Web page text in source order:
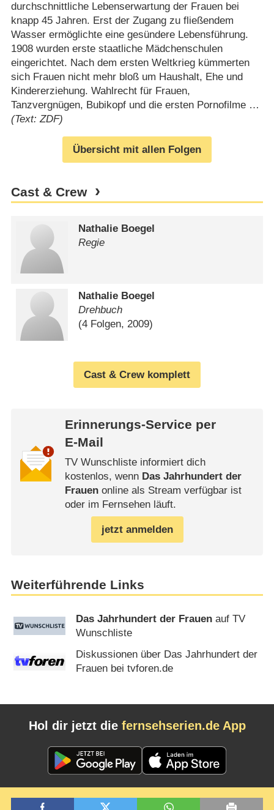
durchschnittliche Lebenserwartung der Frauen bei
knapp 45 Jahren. Erst der Zugang zu fließendem
Wasser ermöglichte eine gesündere Lebensführung.
1908 wurden erste staatliche Mädchenschulen
eingerichtet. Nach dem ersten Weltkrieg kümmerten
sich Frauen nicht mehr bloß um Haushalt, Ehe und
Kindererziehung. Wahlrecht für Frauen,
Tanzvergnügen, Bubikopf und die ersten Pornofilme …
(Text: ZDF)
Übersicht mit allen Folgen
Cast & Crew
Nathalie Boegel
Regie
Nathalie Boegel
Drehbuch
(4 Folgen, 2009)
Cast & Crew komplett
Erinnerungs-Service per
E-Mail
TV Wunschliste informiert dich
kostenlos, wenn Das Jahrhundert der
Frauenonline als Stream verfügbar ist
oder im Fernsehen läuft.
jetzt anmelden
Weiterführende Links
Das Jahrhundert der Frauen auf TV
Wunschliste
Diskussionen über Das Jahrhundert der
Frauen bei tvforen.de
Hol dir jetzt die fernsehserien.de App